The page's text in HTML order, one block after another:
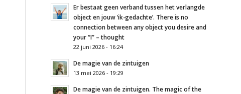
Er bestaat geen verband tussen het verlangde
object en jouw ‘ik-gedachte’. There is no
connection between any object you desire and
your “I” – thought
22 juni 2026 - 16:24
De magie van de zintuigen
13 mei 2026 - 19:29
De magie van de zintuigen. The magic of the